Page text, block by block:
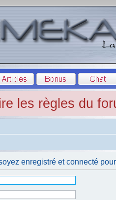
les règles du
enregistré et connecté